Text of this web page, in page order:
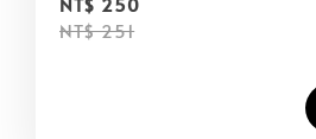
NT$ 251